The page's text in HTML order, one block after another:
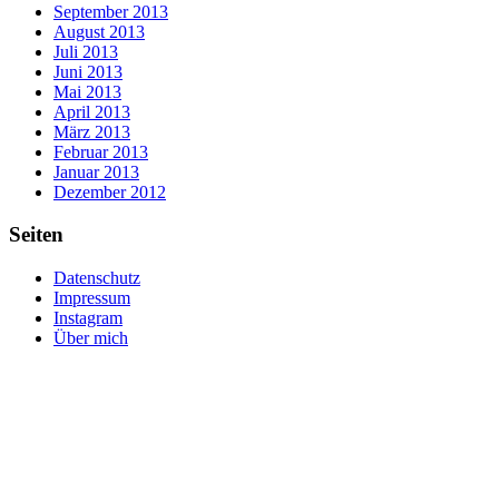
September 2013
August 2013
Juli 2013
Juni 2013
Mai 2013
April 2013
März 2013
Februar 2013
Januar 2013
Dezember 2012
Seiten
Datenschutz
Impressum
Instagram
Über mich